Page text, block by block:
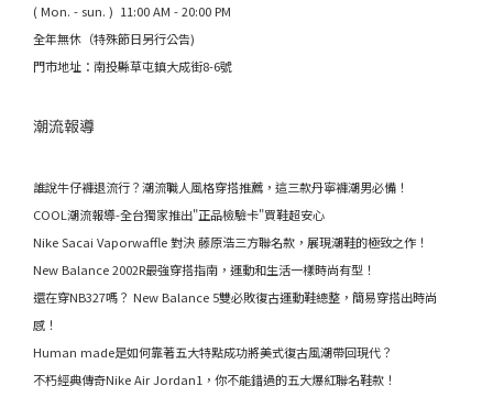
( Mon. - sun. ) 11:00 AM - 20:00 PM
全年無休（特殊節日另行公告)
門市地址：南投縣草屯鎮大成街8-6號
潮流報導
誰說牛仔褲退流行？潮流職人風格穿搭推薦，這三款丹寧褲潮男必備！
COOL潮流報導-全台獨家推出"正品檢驗卡"買鞋超安心
Nike Sacai Vaporwaffle 對決 藤原浩三方聯名款，展現潮鞋的極致之作！
New Balance 2002R最強穿搭指南，運動和生活一樣時尚有型！
還在穿NB327嗎？ New Balance 5雙必敗復古運動鞋總整，簡易穿搭出時尚
感！
Human made是如何靠著五大特點成功將美式復古風潮帶回現代？
不朽經典傳奇Nike Air Jordan1，你不能錯過的五大爆紅聯名鞋款！